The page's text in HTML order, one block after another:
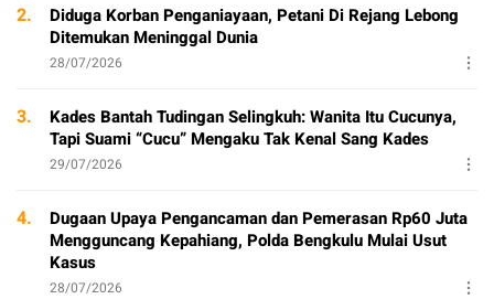
2.
Diduga Korban Penganiayaan, Petani Di Rejang Lebong
Ditemukan Meninggal Dunia
28/07/2026
3.
Kades Bantah Tudingan Selingkuh: Wanita Itu Cucunya,
Tapi Suami “Cucu” Mengaku Tak Kenal Sang Kades
29/07/2026
4.
Dugaan Upaya Pengancaman dan Pemerasan Rp60 Juta
Mengguncang Kepahiang, Polda Bengkulu Mulai Usut
Kasus
28/07/2026